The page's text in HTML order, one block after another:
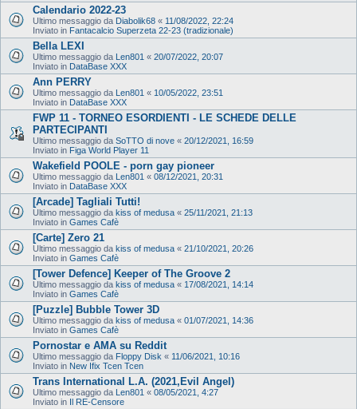
Calendario 2022-23
Ultimo messaggio da Diabolik68 « 11/08/2022, 22:24
Inviato in Fantacalcio Superzeta 22-23 (tradizionale)
Bella LEXI
Ultimo messaggio da Len801 « 20/07/2022, 20:07
Inviato in DataBase XXX
Ann PERRY
Ultimo messaggio da Len801 « 10/05/2022, 23:51
Inviato in DataBase XXX
FWP 11 - TORNEO ESORDIENTI - LE SCHEDE DELLE
PARTECIPANTI
Ultimo messaggio da SoTTO di nove « 20/12/2021, 16:59
Inviato in Figa World Player 11
Wakefield POOLE - porn gay pioneer
Ultimo messaggio da Len801 « 08/12/2021, 20:31
Inviato in DataBase XXX
[Arcade] Tagliali Tutti!
Ultimo messaggio da kiss of medusa « 25/11/2021, 21:13
Inviato in Games Cafè
[Carte] Zero 21
Ultimo messaggio da kiss of medusa « 21/10/2021, 20:26
Inviato in Games Cafè
[Tower Defence] Keeper of The Groove 2
Ultimo messaggio da kiss of medusa « 17/08/2021, 14:14
Inviato in Games Cafè
[Puzzle] Bubble Tower 3D
Ultimo messaggio da kiss of medusa « 01/07/2021, 14:36
Inviato in Games Cafè
Pornostar e AMA su Reddit
Ultimo messaggio da Floppy Disk « 11/06/2021, 10:16
Inviato in New Ifix Tcen Tcen
Trans International L.A. (2021,Evil Angel)
Ultimo messaggio da Len801 « 08/05/2021, 4:27
Inviato in Il RE-Censore